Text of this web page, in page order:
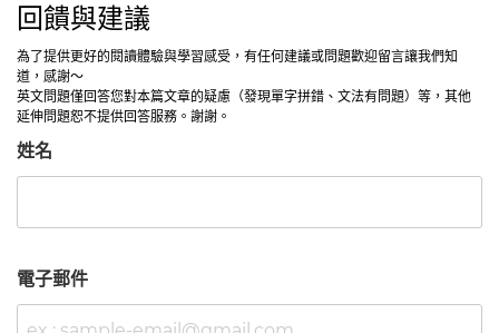
回饋與建議
為了提供更好的閱讀體驗與學習感受，有任何建議或問題歡迎留言讓我們知
道，感謝～
英文問題僅回答您對本篇文章的疑慮（發現單字拼錯、文法有問題）等，其他
延伸問題恕不提供回答服務。謝謝。
姓名
電子郵件